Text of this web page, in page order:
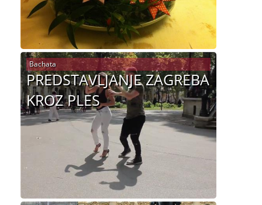
PREDSTAVLJANJE ZAGREBA
KROZ PLES
Bachata